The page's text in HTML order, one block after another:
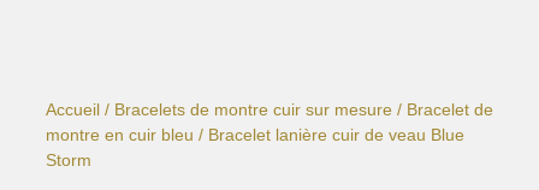
Accueil / Bracelets de montre cuir sur mesure / Bracelet de
montre en cuir bleu / Bracelet lanière cuir de veau Blue
Storm